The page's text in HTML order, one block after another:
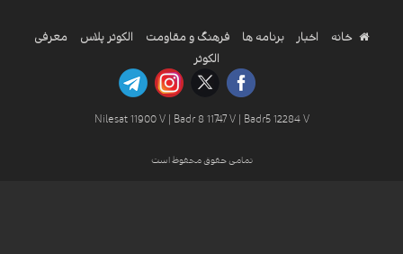
خانه اخبار برنامه ها فرهنگ و مقاومت الکوثر پلاس
معرفی
الکوثر
Nilesat 11900 V | Badr 8 11747 V | Badr5 12284 V
تمامی حقوق محفوظ است